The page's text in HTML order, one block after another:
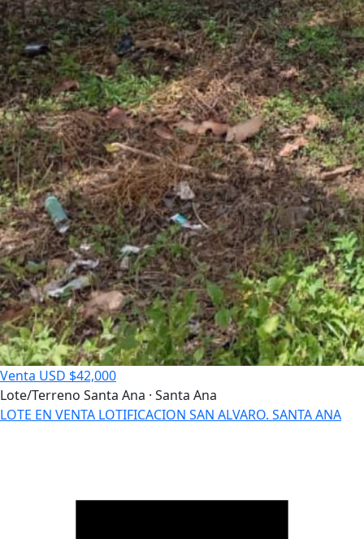
Venta USD $42,000
Lote/Terreno Santa Ana · Santa Ana
LOTE EN VENTA LOTIFICACION SAN ALVARO. SANTA ANA